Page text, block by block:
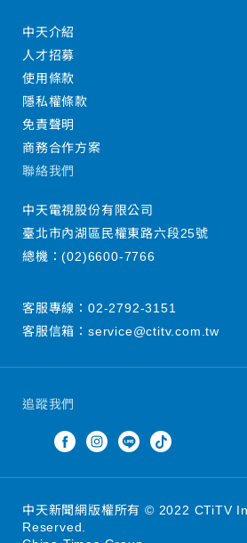
追蹤我們
中天介紹
人才招募
使用條款
隱私權條款
免責聲明
商務合作方案
聯絡我們
中天電視股份有限公司
臺北市內湖區民權東路六段25號
總機：(02)6600-7766
客服專線： 02-2792-3151
客服信箱： service@ctitv.com.tw
中天新聞網版權所有 © 2022 CTiTV
Reserved.